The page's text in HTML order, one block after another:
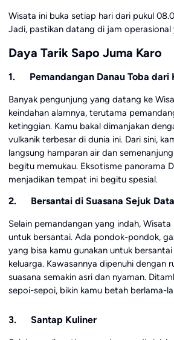
Wisata ini buka setiap hari dari pukul
Jadi, pastikan datang di jam operasional
Daya Tarik Sapo Juma Karo
1. Pemandangan Danau Toba dari
Banyak pengunjung yang datang ke
keindahan alamnya, terutama
ketinggian. Kamu bakal dimanjakan
vulkanik terbesar di dunia ini. Dari sini,
langsung hamparan air dan
begitu memukau. Eksotisme panorama
menjadikan tempat ini begitu spesial.
2. Bersantai di Suasana Sejuk
Selain pemandangan yang indah,
untuk bersantai. Ada pondok-pondok,
yang bisa kamu gunakan untuk
keluarga. Kawasannya dipenuhi dengan
suasana semakin asri dan nyaman.
sepoi-sepoi, bikin kamu betah berlama-
3. Santap Kuliner